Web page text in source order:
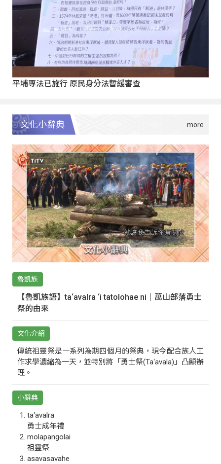
平埔專法已施行 原民身分法暫緩審查
文化小辭典
魯凱族
【魯凱族語】ta‘avalra ‘i tatolohae ni｜萬山部落勇士
祭的由來
文化介紹
傳統祖靈祭是一系列為期四個月的祭典，現今配合族人工
作求學濃縮為一天，並特別將「勇士祭(Ta‘avala)」凸顯辦
理。
小辭典
ta‘avalra
勇士成年禮
molapangolai
祖靈祭
asavasavahe